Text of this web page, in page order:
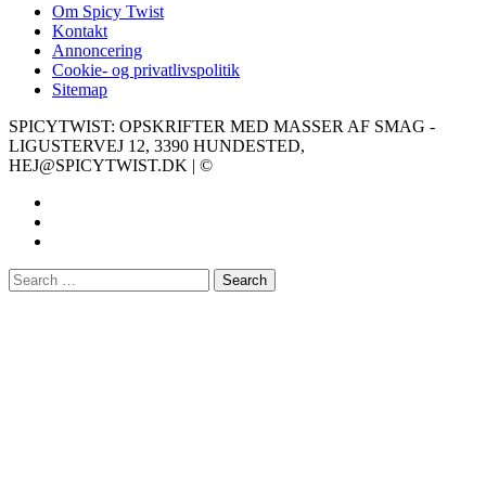
Om Spicy Twist
Kontakt
Annoncering
Cookie- og privatlivspolitik
Sitemap
SPICYTWIST: OPSKRIFTER MED MASSER AF SMAG -
LIGUSTERVEJ 12, 3390 HUNDESTED,
HEJ@SPICYTWIST.DK | ©